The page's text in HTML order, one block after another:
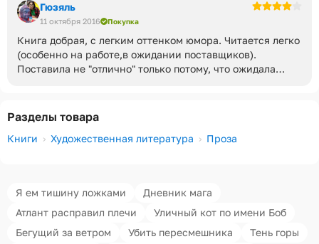
Гюзяль
11 октября 2016 Покупка
Книга добрая, с легким оттенком юмора. Читается легко
(особенно на работе,в ожидании поставщиков).
Поставила не "отлично" только потому, что ожидала
Разделы товара
Книги Художественная литература Проза
Я ем тишину ложками
Дневник мага
Атлант расправил плечи
Уличный кот по имени Боб
Бегущий за ветром
Убить пересмешника
Тень горы